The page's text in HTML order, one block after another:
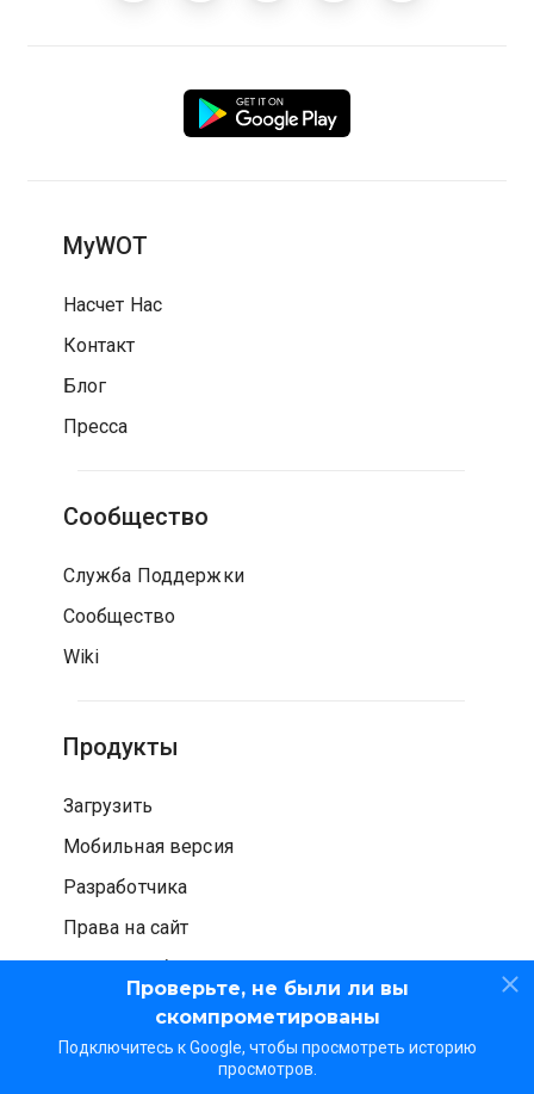
Проверьте, не были ли вы
скомпрометированы
Подключитесь к Google, чтобы просмотреть историю
просмотров.
MyWOT
Насчет Нас
Контакт
Блог
Пресса
Сообщество
Служба Поддержки
Сообщество
Wiki
Продукты
Загрузить
Мобильная версия
Разработчика
Права на сайт
Проверка безопасности